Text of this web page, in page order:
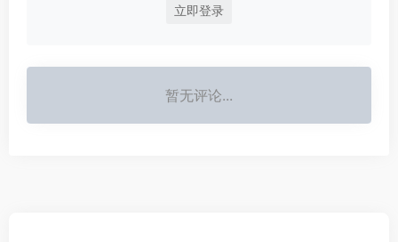
立即登录
暂无评论...